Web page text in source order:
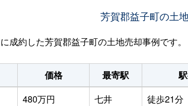
芳賀郡益子町の土
成約した芳賀郡益子町の土地売却事例です。
価格 最寄駅
480万円 七井 徒歩21分